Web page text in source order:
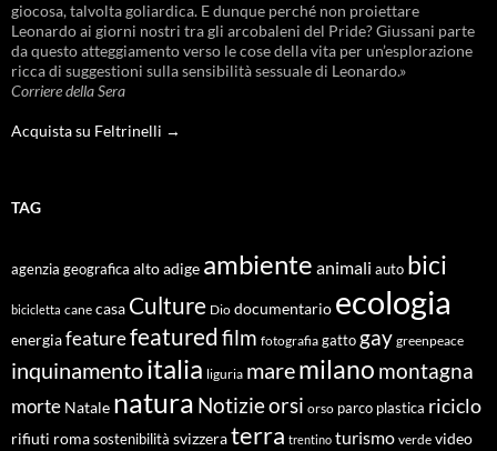
giocosa, talvolta goliardica. E dunque perché non proiettare
Leonardo ai giorni nostri tra gli arcobaleni del Pride? Giussani parte
da questo atteggiamento verso le cose della vita per un’esplorazione
ricca di suggestioni sulla sensibilità sessuale di Leonardo.»
Corriere della Sera
Acquista su Feltrinelli →
TAG
agenzia geografica alto adige ambiente animali auto bici
bicicletta cane casa Culture Dio documentario ecologia
energiafeaturefeaturedfilm fotografia gatto gay greenpeace
inquinamentoitalia liguria maremilano montagna
morte Natale natura Notizieorsi orso parco plastica riciclo
rifiuti roma sostenibilità svizzeraterra trentino turismo verde video